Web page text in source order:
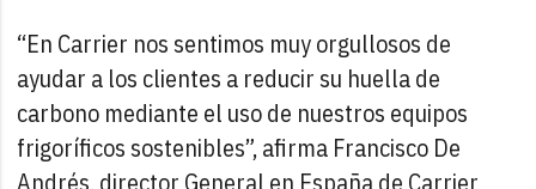
“En Carrier nos sentimos muy orgullosos de
ayudar a los clientes a reducir su huella de
carbono mediante el uso de nuestros equipos
frigoríficos sostenibles”, afirma Francisco De
Andrés, director General en España de Carrier